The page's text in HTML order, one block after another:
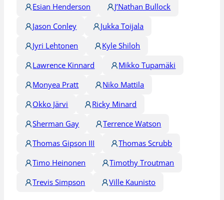
Esian Henderson
J’Nathan Bullock
Jason Conley
Jukka Toijala
Jyri Lehtonen
Kyle Shiloh
Lawrence Kinnard
Mikko Tupamäki
Monyea Pratt
Niko Mattila
Okko Järvi
Ricky Minard
Sherman Gay
Terrence Watson
Thomas Gipson III
Thomas Scrubb
Timo Heinonen
Timothy Troutman
Trevis Simpson
Ville Kaunisto